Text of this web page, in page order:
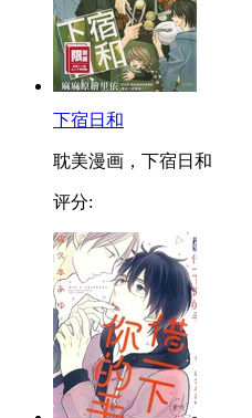
下宿日和
耽美漫画，下宿日和
评分: